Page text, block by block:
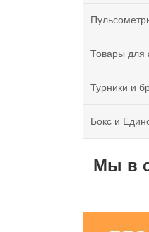
Товары для
Турники и
Бокс и
Мы в